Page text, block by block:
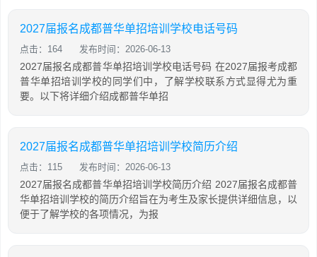
2027届报名成都普华单招培训学校电话号码
点击：164 发布时间：2026-06-13
2027届报名成都普华单招培训学校电话号码 在2027届报考成都
普华单招培训学校的同学们中，了解学校联系方式显得尤为重
要。以下将详细介绍成都普华单招
2027届报名成都普华单招培训学校简历介绍
点击：115 发布时间：2026-06-13
2027届报名成都普华单招培训学校简历介绍 2027届报名成都普
华单招培训学校的简历介绍旨在为考生及家长提供详细信息，以
便于了解学校的各项情况，为报